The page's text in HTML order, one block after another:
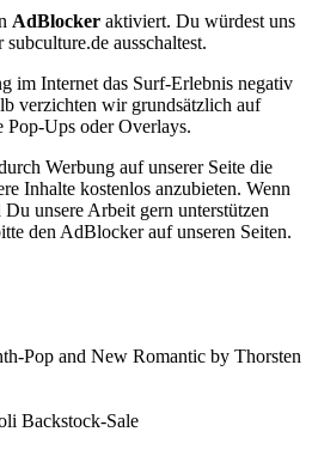
AdBlocker aktiviert. Du würdest uns
ausschaltest.
im Internet das Surf-Erlebnis negativ
verzichten wir grundsätzlich auf
Pop-Ups oder Overlays.
Werbung auf unserer Seite die
Inhalte kostenlos anzubieten. Wenn
unsere Arbeit gern unterstützen
den AdBlocker auf unseren Seiten.
Pop and New Romantic by Thorsten
Backstock-Sale